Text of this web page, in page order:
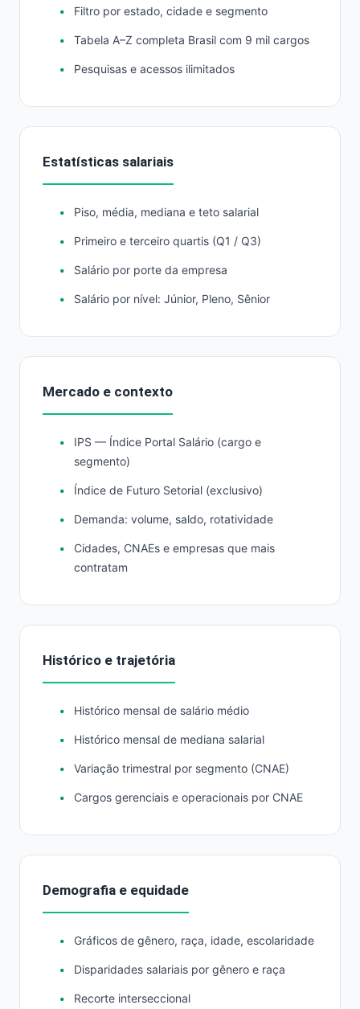
Filtro por estado, cidade e segmento
Tabela A–Z completa Brasil com 9 mil cargos
Pesquisas e acessos ilimitados
Estatísticas salariais
Piso, média, mediana e teto salarial
Primeiro e terceiro quartis (Q1 / Q3)
Salário por porte da empresa
Salário por nível: Júnior, Pleno, Sênior
Mercado e contexto
IPS — Índice Portal Salário (cargo e
segmento)
Índice de Futuro Setorial (exclusivo)
Demanda: volume, saldo, rotatividade
Cidades, CNAEs e empresas que mais
contratam
Histórico e trajetória
Histórico mensal de salário médio
Histórico mensal de mediana salarial
Variação trimestral por segmento (CNAE)
Cargos gerenciais e operacionais por CNAE
Demografia e equidade
Gráficos de gênero, raça, idade, escolaridade
Disparidades salariais por gênero e raça
Recorte interseccional